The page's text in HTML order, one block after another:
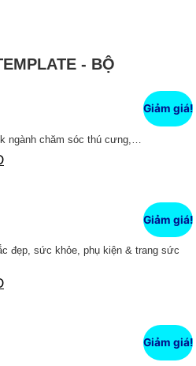
- BỘ
Giảm giá!
ngành chăm sóc thú cưng,…
Giảm giá!
đẹp, sức khỏe, phụ kiện & trang sức
Giảm giá!